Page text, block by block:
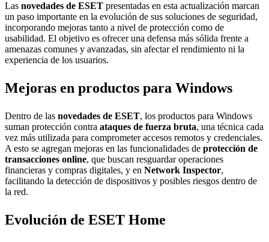
Las novedades de ESET presentadas en esta actualización marcan
un paso importante en la evolución de sus soluciones de seguridad,
incorporando mejoras tanto a nivel de protección como de
usabilidad. El objetivo es ofrecer una defensa más sólida frente a
amenazas comunes y avanzadas, sin afectar el rendimiento ni la
experiencia de los usuarios.
Mejoras en productos para Windows
Dentro de las novedades de ESET, los productos para Windows
suman protección contra ataques de fuerza bruta, una técnica cada
vez más utilizada para comprometer accesos remotos y credenciales.
A esto se agregan mejoras en las funcionalidades de protección de
transacciones online, que buscan resguardar operaciones
financieras y compras digitales, y en Network Inspector,
facilitando la detección de dispositivos y posibles riesgos dentro de
la red.
Evolución de ESET Home